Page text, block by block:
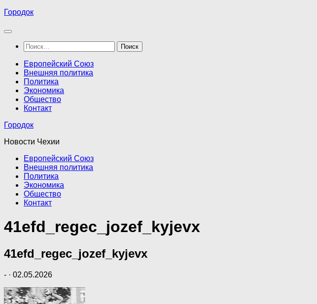
Перейти
содержимому
Городок
Найти:
Европейский Союз
Внешняя политика
Политика
Экономика
Общество
Контакт
Городок
Новости Чехии
Европейский Союз
Внешняя политика
Политика
Экономика
Общество
Контакт
41efd_regec_jozef_kyjevx
41efd_regec_jozef_kyjevx
- · 02.05.2026